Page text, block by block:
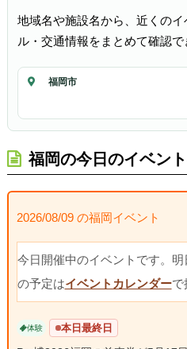
地域名や施設名から、近くの
ル・交通情報をまとめて確認で
福岡市
福岡の今日のイベン
2026/08/09 の福岡イベント
今日開催中のイベントです。
の予定はイベントカレンダーで
体験 本日最終日